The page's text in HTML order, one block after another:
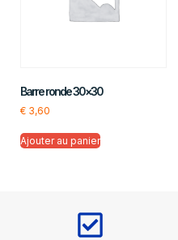
Barre ronde 30×30
€ 3,60
Ajouter au panier